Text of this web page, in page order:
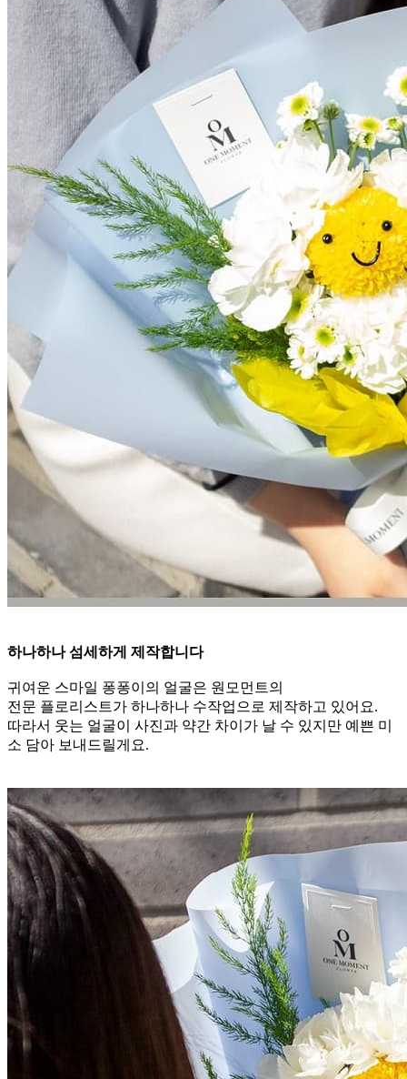
하나하나 섬세하게 제작합니다
귀여운 스마일 퐁퐁이의 얼굴은 원모먼트의
전문 플로리스트가 하나하나 수작업으로 제작하고 있어요.
따라서 웃는 얼굴이 사진과 약간 차이가 날 수 있지만 예쁜 미
소 담아 보내드릴게요.